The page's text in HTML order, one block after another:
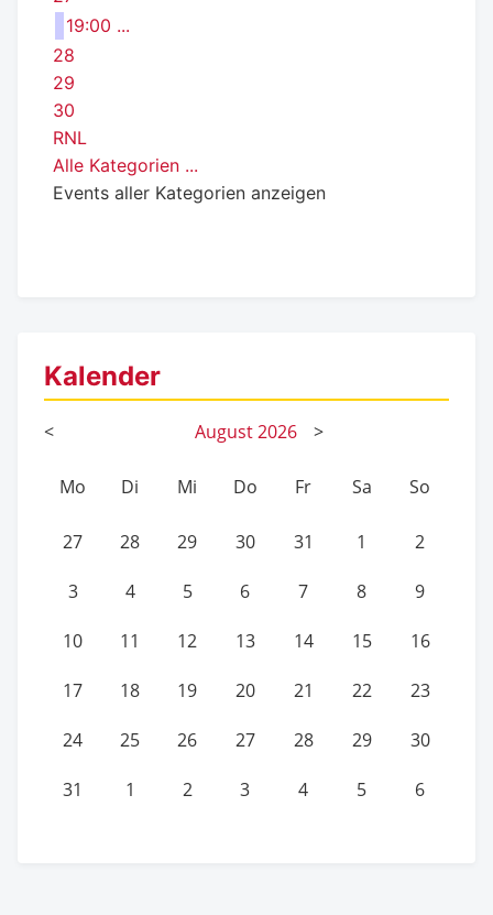
19:00 ...
28
29
30
RNL
Alle Kategorien ...
Events aller Kategorien anzeigen
Kalender
< August2026 >
Mo Di Mi Do Fr Sa So
27 28 29 30 31 1 2
3 4 5 6 7 8 9
10 11 12 13 14 15 16
17 18 19 20 21 22 23
24 25 26 27 28 29 30
31 1 2 3 4 5 6